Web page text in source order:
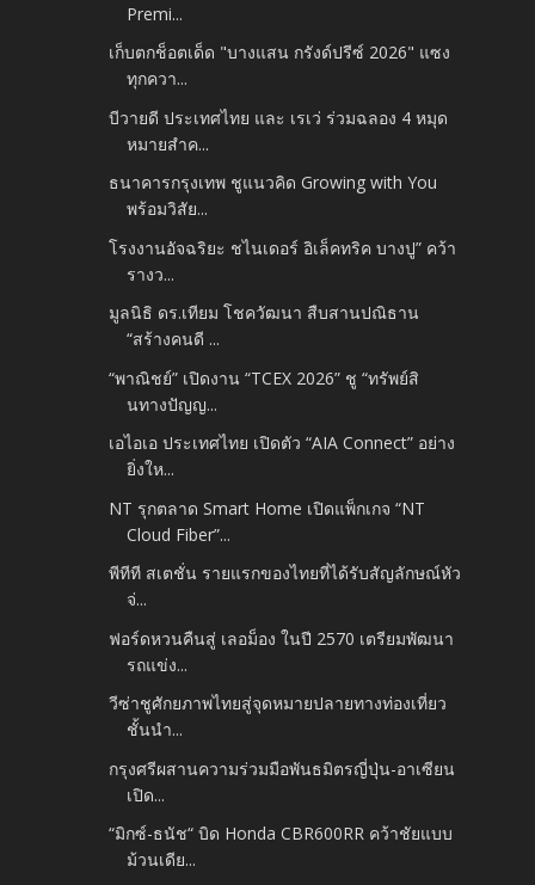
Premi...
เก็บตกช็อตเด็ด "บางแสน กรังด์ปรีซ์ 2026" แซง
ทุกควา...
บีวายดี ประเทศไทย และ เรเว่ ร่วมฉลอง 4 หมุด
หมายสำค...
ธนาคารกรุงเทพ ชูแนวคิด Growing with You
พร้อมวิสัย...
โรงงานอัจฉริยะ ชไนเดอร์ อิเล็คทริค บางปู” คว้า
รางว...
มูลนิธิ ดร.เทียม โชควัฒนา สืบสานปณิธาน
“สร้างคนดี ...
“พาณิชย์” เปิดงาน “TCEX 2026” ชู “ทรัพย์สิ
นทางปัญญ...
เอไอเอ ประเทศไทย เปิดตัว “AIA Connect” อย่าง
ยิ่งให...
NT รุกตลาด Smart Home เปิดแพ็กเกจ “NT
Cloud Fiber”...
พีทีที สเตชั่น รายแรกของไทยที่ได้รับสัญลักษณ์หัว
จ่...
ฟอร์ดหวนคืนสู่ เลอม็อง ในปี 2570 เตรียมพัฒนา
รถแข่ง...
วีซ่าชูศักยภาพไทยสู่จุดหมายปลายทางท่องเที่ยว
ชั้นนำ...
กรุงศรีผสานความร่วมมือพันธมิตรญี่ปุ่น-อาเซียน
เปิด...
“มิกซ์-ธนัช“ บิด Honda CBR600RR คว้าชัยแบบ
ม้วนเดีย...